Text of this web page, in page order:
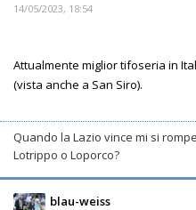
14/05/2023, 18:54
Attualmente miglior tifoseria in
(vista anche a San Siro).
Quando la Lazio vince mi si
Lotrippo o Loporco?
blau-weiss